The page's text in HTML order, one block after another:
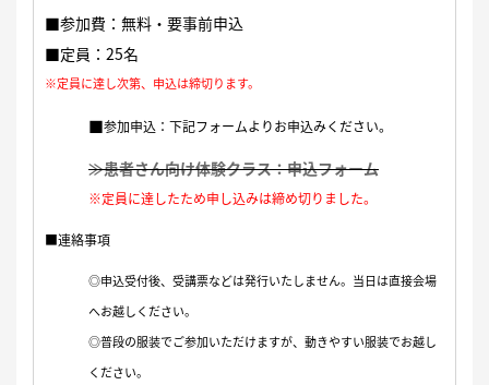
■参加費：無料・要事前申込
■定員：25名
※定員に達し次第、申込は締切ります。
■参加申込：下記フォームよりお申込みください。
≫患者さん向け体験クラス：申込フォーム
※定員に達したため申し込みは締め切りました。
■連絡事項
◎申込受付後、受講票などは発行いたしません。当日は直接会場
へお越しください。
◎普段の服装でご参加いただけますが、動きやすい服装でお越し
ください。